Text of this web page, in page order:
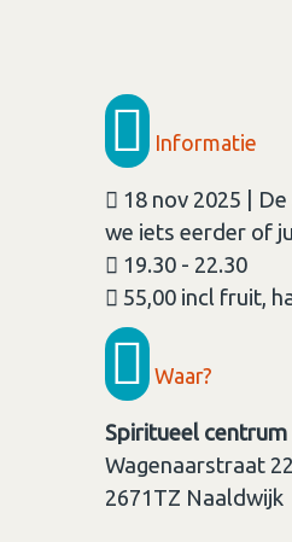
Informatie
18 nov 2025 |
we iets eerder of
19.30 - 22.30
55,00 incl fruit,
Waar?
Spiritueel
Wagenaarstraat 22
2671TZ Naaldwijk